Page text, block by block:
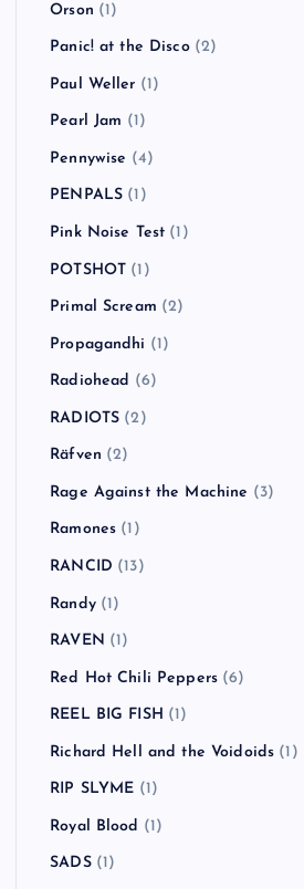
Orson (1)
Panic! at the Disco(2)
Paul Weller (1)
Pearl Jam (1)
Pennywise (4)
PENPALS (1)
Pink Noise Test (1)
POTSHOT (1)
Primal Scream (2)
Propagandhi (1)
Radiohead (6)
RADIOTS (2)
Räfven (2)
Rage Against the Machine (3)
Ramones (1)
RANCID (13)
Randy(1)
RAVEN (1)
Red Hot Chili Peppers (6)
REEL BIG FISH (1)
Richard Hell and the Voidoids (1)
RIP SLYME (1)
Royal Blood (1)
SADS(1)